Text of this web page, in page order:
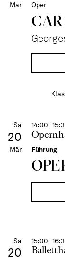
Mär Oper
Sa
20
Mär
14:00 -
Führung
Sa
20
15:00 -